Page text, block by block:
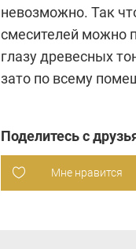
невозможно. Так
смесителей можно
глазу древесных
зато по всему
Поделитесь с
Мне нравится